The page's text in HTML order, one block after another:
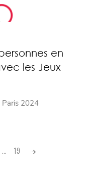
en
les Jeux
Paris 2024
... 19